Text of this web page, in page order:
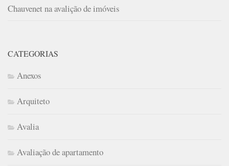
Chauvenet na avalição de imóveis
CATEGORIAS
Anexos
Arquiteto
Avalia
Avaliação de apartamento